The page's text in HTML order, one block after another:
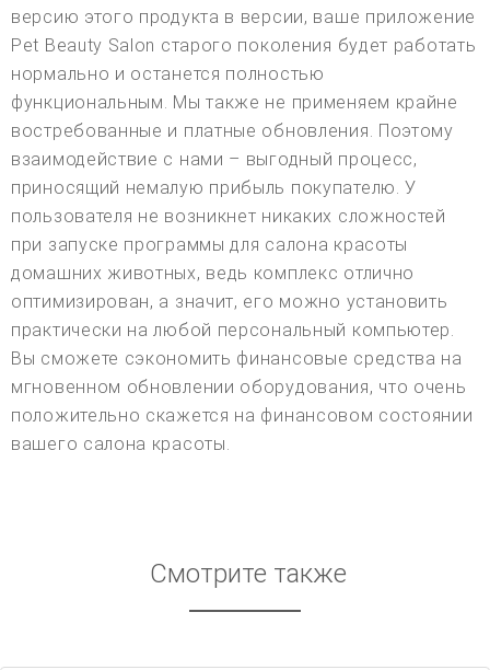
версию этого продукта в версии, ваше приложение
Pet Beauty Salon старого поколения будет работать
нормально и останется полностью
функциональным. Мы также не применяем крайне
востребованные и платные обновления. Поэтому
взаимодействие с нами – выгодный процесс,
приносящий немалую прибыль покупателю. У
пользователя не возникнет никаких сложностей
при запуске программы для салона красоты
домашних животных, ведь комплекс отлично
оптимизирован, а значит, его можно установить
практически на любой персональный компьютер.
Вы сможете сэкономить финансовые средства на
мгновенном обновлении оборудования, что очень
положительно скажется на финансовом состоянии
вашего салона красоты.
Смотрите также